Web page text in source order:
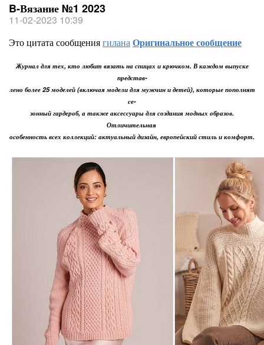
B-Вязание №1 2023
11-02-2023 10:39
Это цитата сообщениягиланаОригинальное сообщение
Журнал для тех, кто любит вязать на спицах и крючком. В каждом выпуске
представ-
лено более 25 моделей (включая модели для мужчин и детей), которые пополнят
се-
зонный гардероб, а также аксессуары для создания модных образов.
Отличительная
особенность всех коллекций: актуальный дизайн, европейский стиль и комфорт.